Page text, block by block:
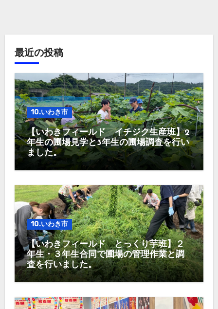
最近の投稿
10.いわき市
【いわきフィールド イチジク生産班】2
年生の圃場見学と3年生の圃場調査を行い
ました。
10.いわき市
【いわきフィールド とっくり芋班】２
年生・３年生合同で圃場の管理作業と調
査を行いました。